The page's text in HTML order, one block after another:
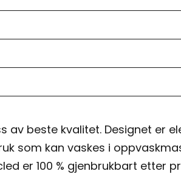
av beste kvalitet. Designet er
som kan vaskes i
er 100 % gjenbrukbart etter